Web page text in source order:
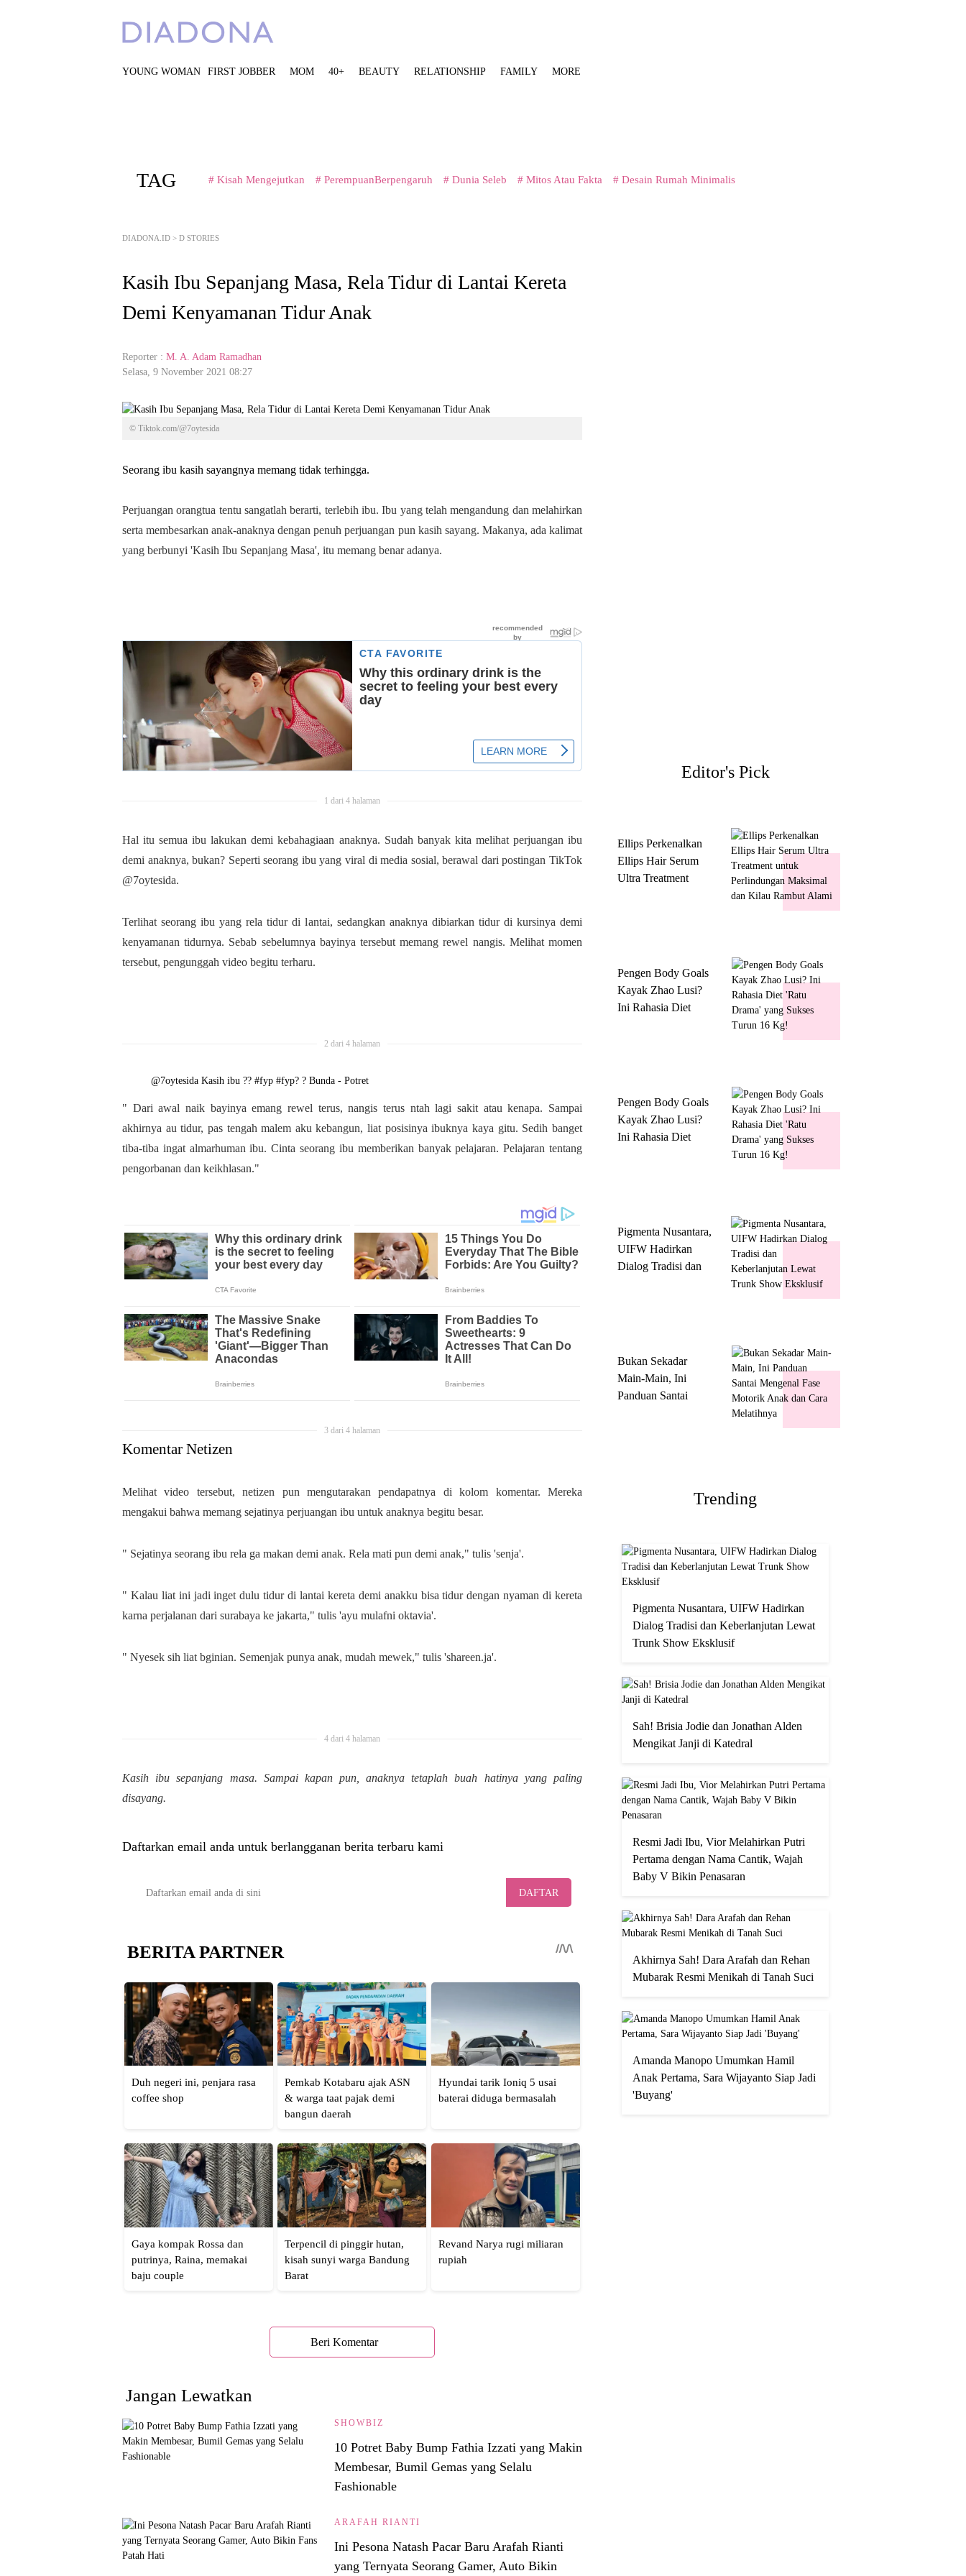
YOUNG WOMAN FIRST JOBBER MOM 40+ BEAUTY RELATIONSHIP FAMILY MORE
TAG # Kisah Mengejutkan # PerempuanBerpengaruh # Dunia Seleb # Mitos Atau Fakta # Desain Rumah Minimalis
DIADONA.ID > D STORIES
Kasih Ibu Sepanjang Masa, Rela Tidur di Lantai Kereta
Demi Kenyamanan Tidur Anak
Reporter : M. A. Adam Ramadhan
Selasa, 9 November 2021 08:27
© Tiktok.com/@7oytesida
Seorang ibu kasih sayangnya memang tidak terhingga.
Perjuangan orangtua tentu sangatlah berarti, terlebih ibu. Ibu yang telah mengandung dan melahirkan
serta membesarkan anak-anaknya dengan penuh perjuangan pun kasih sayang. Makanya, ada kalimat
yang berbunyi 'Kasih Ibu Sepanjang Masa', itu memang benar adanya.
1 dari 4 halaman
Hal itu semua ibu lakukan demi kebahagiaan anaknya. Sudah banyak kita melihat perjuangan ibu
demi anaknya, bukan? Seperti seorang ibu yang viral di media sosial, berawal dari postingan TikTok
@7oytesida.
Terlihat seorang ibu yang rela tidur di lantai, sedangkan anaknya dibiarkan tidur di kursinya demi
kenyamanan tidurnya. Sebab sebelumnya bayinya tersebut memang rewel nangis. Melihat momen
tersebut, pengunggah video begitu terharu.
2 dari 4 halaman
@7oytesida Kasih ibu ?? #fyp #fyp? ? Bunda - Potret
" Dari awal naik bayinya emang rewel terus, nangis terus ntah lagi sakit atau kenapa. Sampai
akhirnya au tidur, pas tengah malem aku kebangun, liat posisinya ibuknya kaya gitu. Sedih banget
tiba-tiba ingat almarhuman ibu. Cinta seorang ibu memberikan banyak pelajaran. Pelajaran tentang
pengorbanan dan keikhlasan."
3 dari 4 halaman
Komentar Netizen
Melihat video tersebut, netizen pun mengutarakan pendapatnya di kolom komentar. Mereka
mengakui bahwa memang sejatinya perjuangan ibu untuk anaknya begitu besar.
" Sejatinya seorang ibu rela ga makan demi anak. Rela mati pun demi anak," tulis 'senja'.
" Kalau liat ini jadi inget dulu tidur di lantai kereta demi anakku bisa tidur dengan nyaman di kereta
karna perjalanan dari surabaya ke jakarta," tulis 'ayu mulafni oktavia'.
" Nyesek sih liat bginian. Semenjak punya anak, mudah mewek," tulis 'shareen.ja'.
4 dari 4 halaman
Kasih ibu sepanjang masa. Sampai kapan pun, anaknya tetaplah buah hatinya yang paling
disayang.
Daftarkan email anda untuk berlangganan berita terbaru kami
DAFTAR
Beri Komentar
Jangan Lewatkan
SHOWBIZ
10 Potret Baby Bump Fathia Izzati yang Makin
Membesar, Bumil Gemas yang Selalu
Fashionable
ARAFAH RIANTI
Ini Pesona Natash Pacar Baru Arafah Rianti
yang Ternyata Seorang Gamer, Auto Bikin
Editor's Pick
Ellips Perkenalkan
Ellips Hair Serum
Ultra Treatment
Pengen Body Goals
Kayak Zhao Lusi?
Ini Rahasia Diet
Pengen Body Goals
Kayak Zhao Lusi?
Ini Rahasia Diet
Pigmenta Nusantara,
UIFW Hadirkan
Dialog Tradisi dan
Bukan Sekadar
Main-Main, Ini
Panduan Santai
Trending
Pigmenta Nusantara, UIFW Hadirkan
Dialog Tradisi dan Keberlanjutan Lewat
Trunk Show Eksklusif
Sah! Brisia Jodie dan Jonathan Alden
Mengikat Janji di Katedral
Resmi Jadi Ibu, Vior Melahirkan Putri
Pertama dengan Nama Cantik, Wajah
Baby V Bikin Penasaran
Akhirnya Sah! Dara Arafah dan Rehan
Mubarak Resmi Menikah di Tanah Suci
Amanda Manopo Umumkan Hamil
Anak Pertama, Sara Wijayanto Siap Jadi
'Buyang'